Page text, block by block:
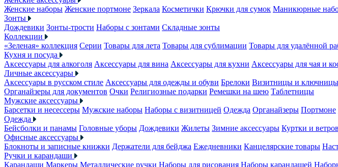
Женские наборы Женские портмоне Зеркала Косметички Крючки для сумок Маникюрные
Зонты
Дождевики Зонты-трости Наборы с зонтами Складные зонты
Коллекции
«Зеленая» коллекция Серии Товары для лета Товары для сублимации Товары для удалённой
Кухня и посуда
Аксессуары для алкоголя Аксессуары для вина Аксессуары для кухни Аксессуары для чая и
Личные аксессуары
Аксессуары в русском стиле Аксессуары для одежды и обуви Брелоки Визитницы и ключницы
Органайзеры для документов Очки Религиозные подарки Ремешки на шею Таблетницы
Мужские аксессуары
Барсетки и несессеры Мужские наборы Наборы с визитницей Одежда Органайзеры Портмоне
Одежда
Бейсболки и панамы Головные уборы Дождевики Жилеты Зимние аксессуары Куртки и
Офисные аксессуары
Блокноты и записные книжки Держатели для бейджа Ежедневники Канцелярские товары
Ручки и карандаши
Карандаши Маркеры Металлические ручки Наборы для рисования Наборы карандашей